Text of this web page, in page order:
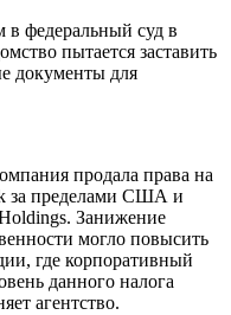
в федеральный суд в
пытается заставить
документы для
продала права на
за пределами США и
Занижение
могло повысить
где корпоративный
данного налога
агентство.